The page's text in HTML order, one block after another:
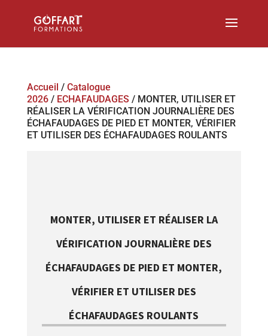
Accueil / Catalogue
2026/ ECHAFAUDAGES / MONTER, UTILISER ET
RÉALISER LA VÉRIFICATION JOURNALIÈRE DES
ÉCHAFAUDAGES DE PIED ET MONTER, VÉRIFIER
ET UTILISER DES ÉCHAFAUDAGES ROULANTS
MONTER, UTILISER ET RÉALISER LA
VÉRIFICATION JOURNALIÈRE DES
ÉCHAFAUDAGES DE PIED ET MONTER,
VÉRIFIER ET UTILISER DES
ÉCHAFAUDAGES ROULANTS